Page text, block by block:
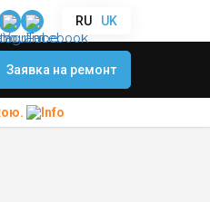
RU UK
Заявка на ремонт